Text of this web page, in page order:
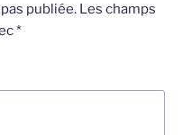
publiée. Les champs
*